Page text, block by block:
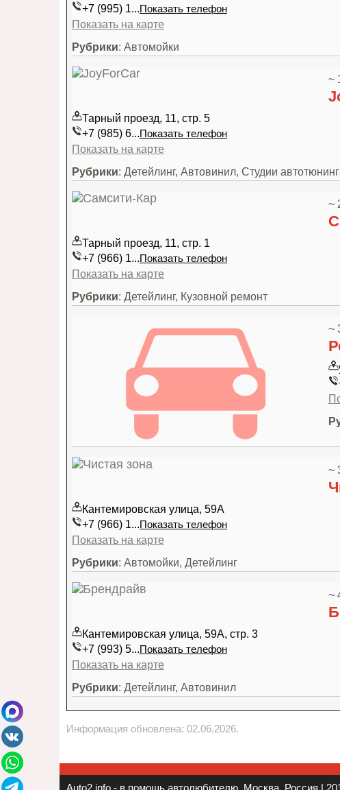
+7 (995) 1...Показать телефон
Показать на карте
Рубрики: Автомойки
~
Тарный проезд, 11, стр. 5
+7 (985) 6...Показать телефон
Показать на карте
Рубрики: Детейлинг, Автовинил, Студии
~
Тарный проезд, 11, стр. 1
+7 (966) 1...Показать телефон
Показать на карте
Рубрики: Детейлинг, Кузовной ремонт
~
~
Кантемировская улица, 59А
+7 (966) 1...Показать телефон
Показать на карте
Рубрики: Автомойки, Детейлинг
~
Кантемировская улица, 59А, стр. 3
+7 (993) 5...Показать телефон
Показать на карте
Рубрики: Детейлинг, Автовинил
Информация обновлена: 02.06.2026.
Auto2.info - в помощь автолюбителю. Москва, Россия |